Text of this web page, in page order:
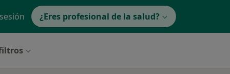
¿Eres profesional de la salud?